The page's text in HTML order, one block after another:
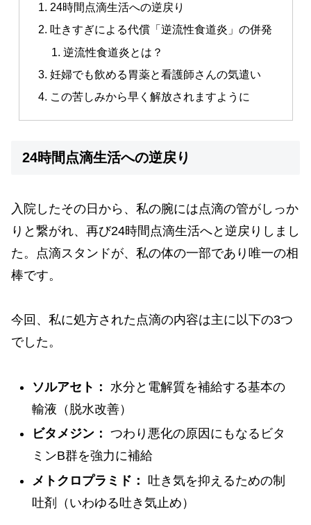
24時間点滴生活への逆戻り
吐きすぎによる代償「逆流性食道炎」の併発
逆流性食道炎とは？
妊婦でも飲める胃薬と看護師さんの気遣い
この苦しみから早く解放されますように
24時間点滴生活への逆戻り
入院したその日から、私の腕には点滴の管がしっか
りと繋がれ、再び24時間点滴生活へと逆戻りしまし
た。点滴スタンドが、私の体の一部であり唯一の相
棒です。
今回、私に処方された点滴の内容は主に以下の3つ
でした。
ソルアセト：
水分と電解質を補給する基本の
輸液（脱水改善）
ビタメジン： つわり悪化の原因にもなるビタ
ミンB群を強力に補給
メトクロプラミド：
吐き気を抑えるための制
吐剤（いわゆる吐き気止め）